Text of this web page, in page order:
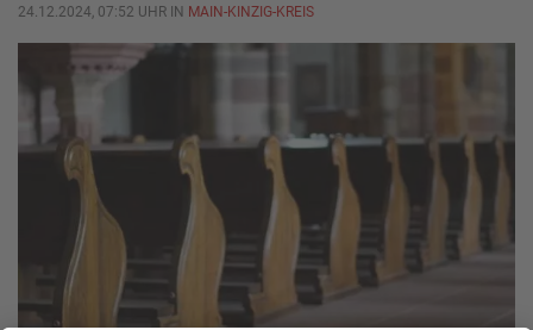
24.12.2024, 07:52 UHR IN MAIN-KINZIG-KREIS